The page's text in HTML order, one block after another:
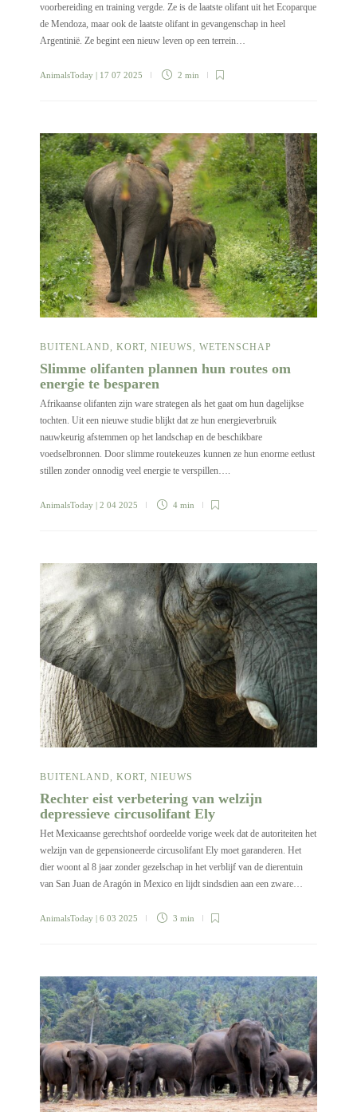
voorbereiding en training vergde. Ze is de laatste olifant uit het Ecoparque
de Mendoza, maar ook de laatste olifant in gevangenschap in heel
Argentinië. Ze begint een nieuw leven op een terrein…
AnimalsToday | 17 07 2025 2 min
BUITENLAND, KORT, NIEUWS, WETENSCHAP
Slimme olifanten plannen hun routes om
energie te besparen
Afrikaanse olifanten zijn ware strategen als het gaat om hun dagelijkse
tochten. Uit een nieuwe studie blijkt dat ze hun energieverbruik
nauwkeurig afstemmen op het landschap en de beschikbare
voedselbronnen. Door slimme routekeuzes kunnen ze hun enorme eetlust
stillen zonder onnodig veel energie te verspillen….
AnimalsToday | 2 04 2025 4 min
BUITENLAND, KORT, NIEUWS
Rechter eist verbetering van welzijn
depressieve circusolifant Ely
Het Mexicaanse gerechtshof oordeelde vorige week dat de autoriteiten het
welzijn van de gepensioneerde circusolifant Ely moet garanderen. Het
dier woont al 8 jaar zonder gezelschap in het verblijf van de dierentuin
van San Juan de Aragón in Mexico en lijdt sindsdien aan een zware…
AnimalsToday | 6 03 2025 3 min